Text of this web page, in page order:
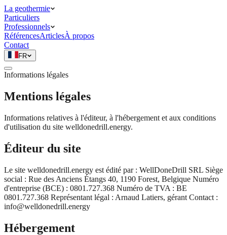
La geothermie
Particuliers
Professionnels
RéférencesArticlesÀ propos
Contact
FR
Informations légales
Mentions légales
Informations relatives à l'éditeur, à l'hébergement et aux conditions
d'utilisation du site welldonedrill.energy.
Éditeur du site
Le site welldonedrill.energy est édité par : WellDoneDrill SRL Siège
social : Rue des Anciens Étangs 40, 1190 Forest, Belgique Numéro
d'entreprise (BCE) : 0801.727.368 Numéro de TVA : BE
0801.727.368 Représentant légal : Arnaud Latiers, gérant Contact :
info@welldonedrill.energy
Hébergement